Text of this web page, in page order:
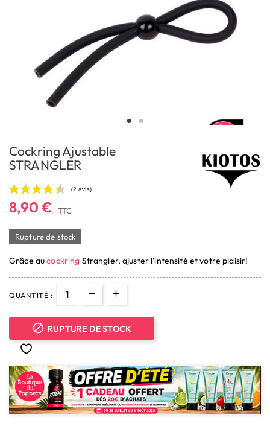
Cockring Ajustable
STRANGLER
8,90 € TTC
Rupture de stock
Grâce aucockring Strangler, ajuster l'intensité et votre plaisir!
QUANTITÉ :
 RUPTURE DE STOCK